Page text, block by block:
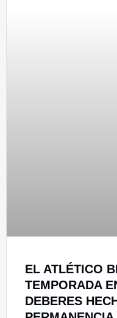
EL ATLÉTICO
TEMPORADA
DEBERES